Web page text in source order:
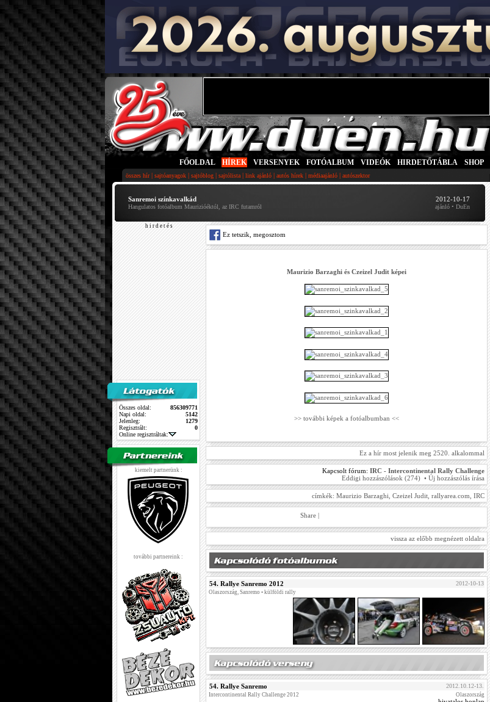
FŐOLDAL HÍREK VERSENYEK FOTÓALBUM VIDEÓK HIRDETŐTÁBLA SHOP
összes hír| sajtóanyagok | sajtóblog | sajtólista | link ajánló | autós hírek | médiaajánló | autószektor
Sanremoi színkavalkád
Hangulatos fotóalbum Maurizióéktól, az IRC futamról
2012-10-17
ajánló • DuEn
h i r d e t é s
Összes oldal:
856309771
Napi oldal:
5142
Jelenleg:
1279
Regisztrált:
0
Online regisztráltak:
kiemelt partnerünk :
további partnereink :
Ez tetszik, megosztom
Maurizio Barzaghi és Czeizel Judit képei
>> további képek a fotóalbumban <<
Ez a hír most jelenik meg 2520. alkalommal
Kapcsolt fórum: IRC - Intercontinental Rally Challenge
Eddigi hozzászólások (274) • Új hozzászólás írása
címkék: Maurizio Barzaghi Czeizel Judit rallyarea.com IRC
Share |
vissza az előbb megnézett oldalra
54. Rallye Sanremo 2012 2012-10-13
Olaszország, Sanremo • külföldi rally
54. Rallye Sanremo 2012.10.12-13.
Intercontinental Rally Challenge 2012 Olaszország